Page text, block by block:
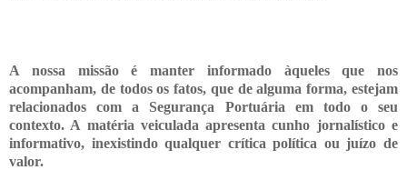
A nossa missão é manter informado àqueles que nos
acompanham, de todos os fatos, que de alguma forma, estejam
relacionados com a Segurança Portuária em todo o seu
contexto. A matéria veiculada apresenta cunho jornalístico e
informativo, inexistindo qualquer críticapolítica ou juízo de
valor.